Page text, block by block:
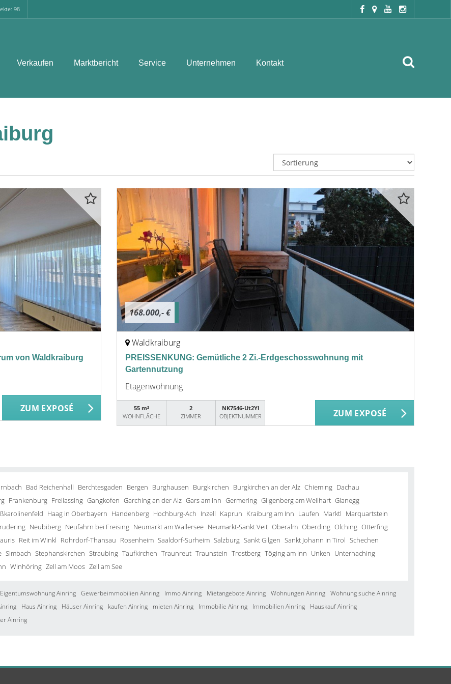
98
Verkaufen Marktbericht Service Unternehmen Kontakt
von Waldkraiburg
ZUM EXPOSÉ
168.000,- €
Waldkraiburg
PREISSENKUNG: Gemütliche 2 Zi.-Erdgeschosswohnung mit
Gartennutzung
Etagenwohnung
55 m²
WOHNFLÄCHE
2
ZIMMER
NK7546-Ut2Yl
OBJEKTNUMMER
ZUM EXPOSÉ
Bad Reichenhall Berchtesgaden Bergen Burghausen Burgkirchen Burgkirchen an der Alz Chieming Dachau
Frankenburg Freilassing Gangkofen Garching an der Alz Gars am Inn Germering Gilgenberg am Weilhart Glanegg
Haag in Oberbayern Handenberg Hochburg-Ach Inzell Kaprun Kraiburg am Inn Laufen Marktl Marquartstein
Neubiberg Neufahrn bei Freising Neumarkt am Wallersee Neumarkt-Sankt Veit Oberalm Oberding Olching Otterfing
Reit im Winkl Rohrdorf-Thansau Rosenheim Saaldorf-Surheim Salzburg Sankt Gilgen Sankt Johann in Tirol Schechen
Simbach Stephanskirchen Straubing Taufkirchen Traunreut Traunstein Trostberg Töging am Inn Unken Unterhaching
Winhöring Zell am Moos Zell am See
Eigentumswohnung Ainring Gewerbeimmobilien Ainring Immo Ainring Mietangebote Ainring Wohnungen Ainring Wohnung suche Ainring
Haus Ainring Häuser Ainring kaufen Ainring mieten Ainring Immobilie Ainring Immobilien Ainring
Hauskauf Ainring
Ainring